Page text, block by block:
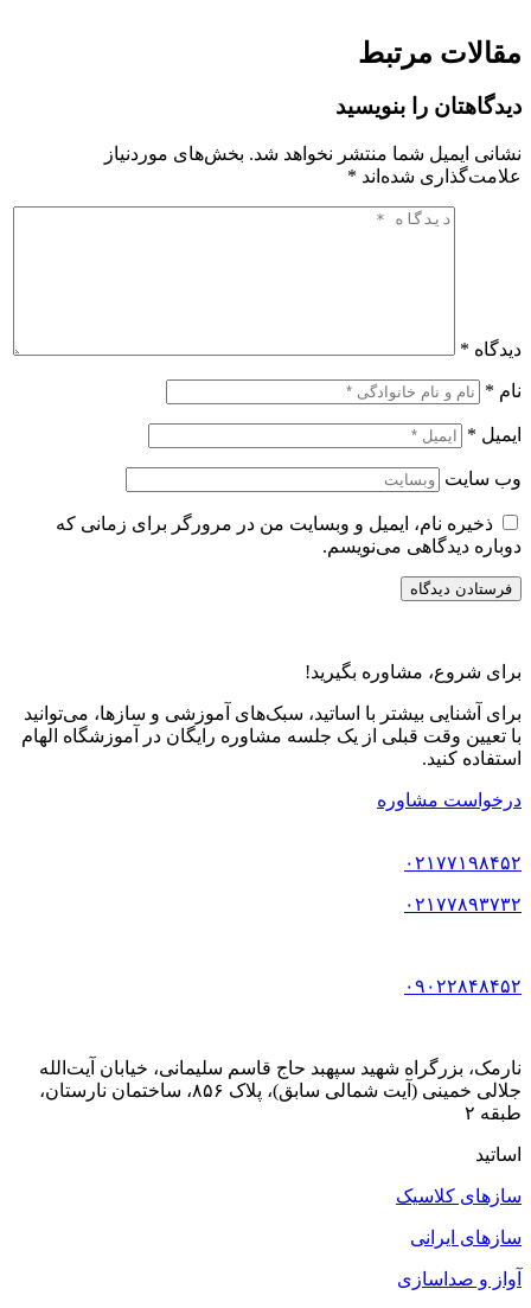
مقالات مرتبط
دیدگاهتان را بنویسید
نشانی ایمیل شما منتشر نخواهد شد. بخش‌های موردنیاز
علامت‌گذاری شده‌اند *
دیدگاه *
نام *
ایمیل *
وب‌ سایت
ذخیره نام، ایمیل و وبسایت من در مرورگر برای زمانی که
دوباره دیدگاهی می‌نویسم.
برای شروع، مشاوره بگیرید!
برای آشنایی بیشتر با اساتید، سبک‌های آموزشی و سازها، می‌توانید
با تعیین وقت قبلی از یک جلسه مشاوره رایگان در آموزشگاه الهام
استفاده کنید.
درخواست مشاوره
۰۲۱۷۷۱۹۸۴۵۲
۰۲۱۷۷۸۹۳۷۳۲
۰۹۰۲۲۸۴۸۴۵۲
نارمک، بزرگراه شهید سپهبد حاج قاسم سلیمانی، خیابان آیت‌الله
جلالی خمینی (آیت شمالی سابق)، پلاک ۸۵۶، ساختمان نارستان،
طبقه ۲
اساتید
سازهای کلاسیک
سازهای ایرانی
آواز و صداسازی